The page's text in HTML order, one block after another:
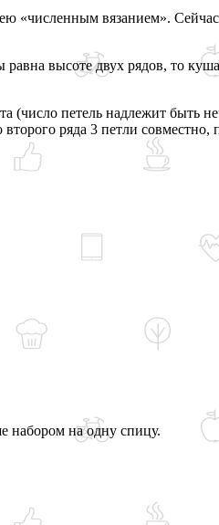
«численным вязанием».
равна высоте двух рядов, то
(число петель надлежит быть
ряда 3 петли совместно,
набором на одну спицу.